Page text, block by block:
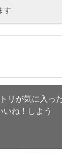
す
リが気に入っ
いね！しよう